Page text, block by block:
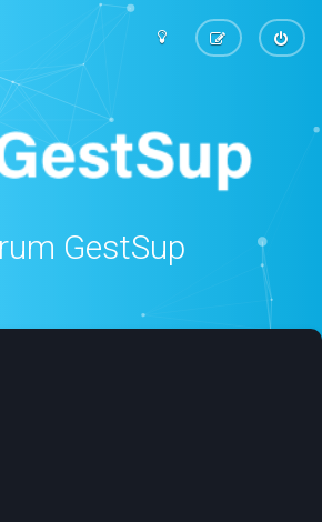
GestSup